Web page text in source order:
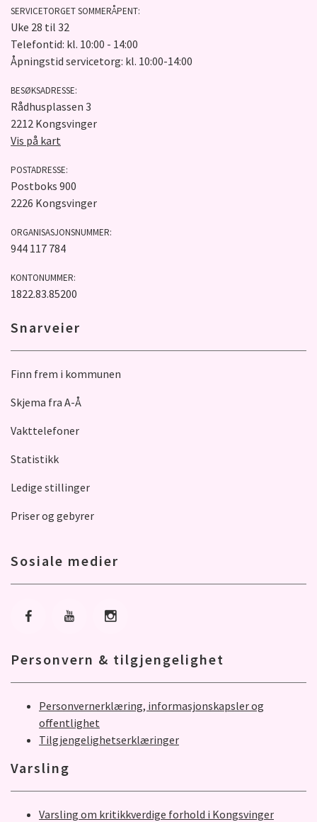
SERVICETORGET SOMMERÅPENT:
Uke 28 til 32
Telefontid: kl. 10:00 - 14:00
Åpningstid servicetorg: kl. 10:00-14:00
BESØKSADRESSE:
Rådhusplassen 3
2212 Kongsvinger
Vis på kart
POSTADRESSE:
Postboks 900
2226 Kongsvinger
ORGANISASJONSNUMMER:
944 117 784
KONTONUMMER:
1822.83.85200
Snarveier
Finn frem i kommunen
Skjema fra A-Å
Vakttelefoner
Statistikk
Ledige stillinger
Priser og gebyrer
Sosiale medier
Gå til Facebook
Gå til YoutubeGå til Instagram
Personvern & tilgjengelighet
Personvernerklæring, informasjonskapsler og
offentlighet
Tilgjengelighetserklæringer
Varsling
Varsling om kritikkverdige forhold i Kongsvinger